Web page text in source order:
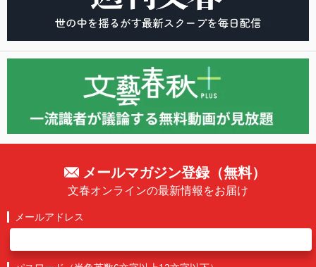
メールマガジン登録（無料）
文春オンラインの最新情報をお届け
メールアドレス